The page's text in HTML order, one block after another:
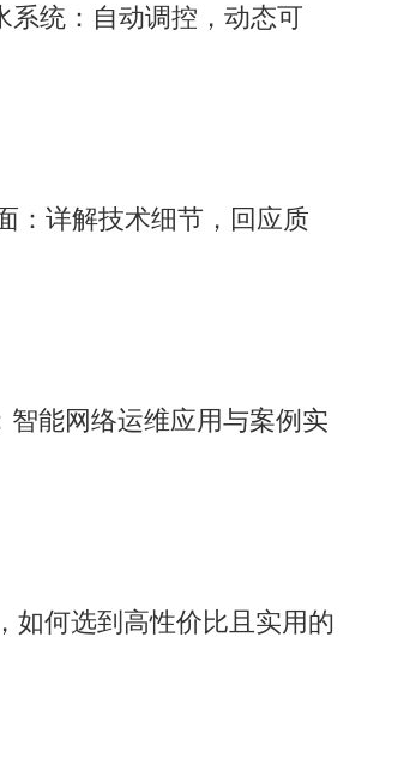
系统：自动调控，动态可
：详解技术细节，回应质
能网络运维应用与案例实
如何选到高性价比且实用的